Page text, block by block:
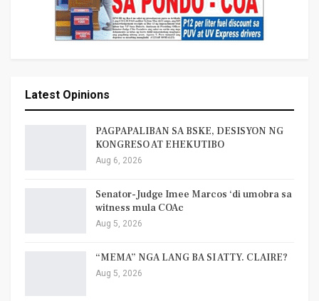
Latest Opinions
PAGPAPALIBAN SA BSKE, DESISYON NG
KONGRESO AT EHEKUTIBO
Aug 6, 2026
Senator-Judge Imee Marcos ‘di umobra sa
witness mula COAc
Aug 5, 2026
“MEMA” NGA LANG BA SI ATTY. CLAIRE?
Aug 5, 2026